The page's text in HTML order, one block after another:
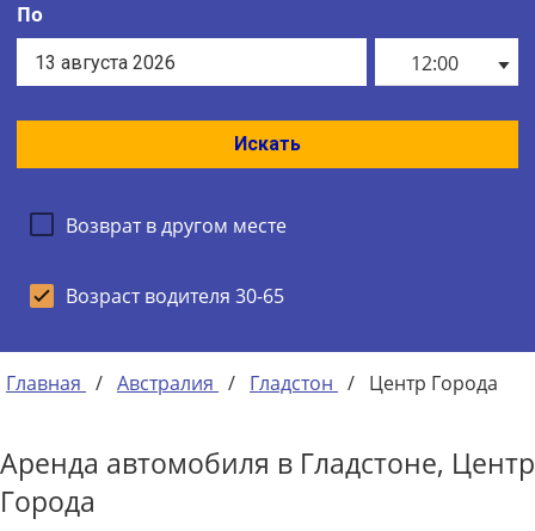
По
12:00
Искать
Возврат в другом месте
Возраст водителя 30-65
Главная / Австралия / Гладстон / Центр Города
Аренда автомобиля в Гладстоне, Центр
Города